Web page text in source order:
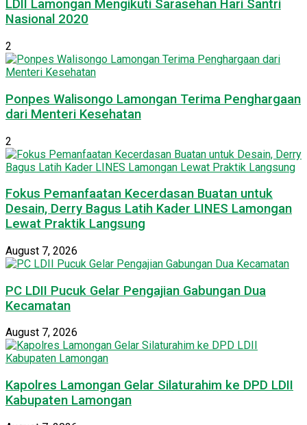
LDII Lamongan Mengikuti Sarasehan Hari Santri
Nasional 2020
2
Ponpes Walisongo Lamongan Terima Penghargaan
dari Menteri Kesehatan
2
Fokus Pemanfaatan Kecerdasan Buatan untuk
Desain, Derry Bagus Latih Kader LINES Lamongan
Lewat Praktik Langsung
August 7, 2026
PC LDII Pucuk Gelar Pengajian Gabungan Dua
Kecamatan
August 7, 2026
Kapolres Lamongan Gelar Silaturahim ke DPD LDII
Kabupaten Lamongan